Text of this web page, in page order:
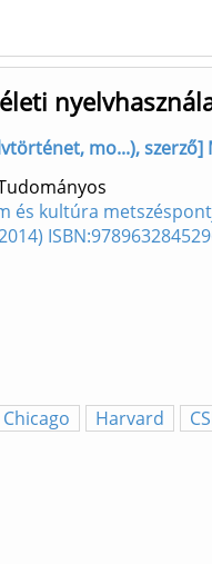
mo...), szerző]
és kultúra
Chicago Harvard